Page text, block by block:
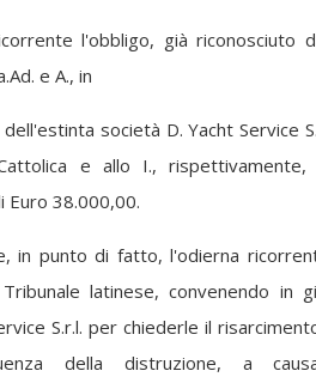
l'obbligo, già riconosciuto
e A., in
società D. Yacht Service
e allo I.,
Euro 38.000,00.
in punto di fatto, l'odierna
latinese, convenendo in
S.r.l. per chiederle il
della distruzione, a